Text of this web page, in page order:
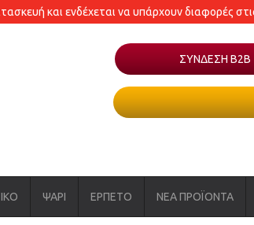
και ενδέχεται να υπάρχουν διαφορές
ΣΥΝΔΕΣΗ Β2Β
ΨΑΡΙ ΕΡΠΕΤΟ ΝΕΑ ΠΡΟΪΟΝΤΑ